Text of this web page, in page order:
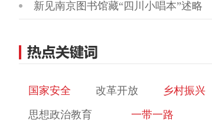
新见南京图书馆藏“四川小唱本”述略
国家安全 改革开放 乡村振兴
思想政治教育 一带一路